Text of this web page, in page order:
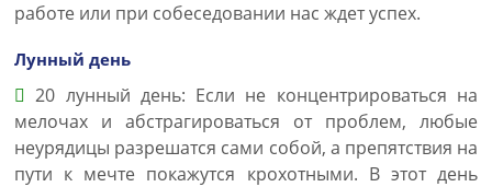
работе или при собеседовании нас ждет успех.
Лунный день
20 лунный день: Если не концентрироваться на
мелочах и абстрагироваться от проблем, любые
неурядицы разрешатся сами собой, а препятствия на
пути к мечте покажутся крохотными. В этот день